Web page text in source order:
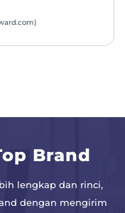
Brand
lengkap dan rinci,
dengan mengirim